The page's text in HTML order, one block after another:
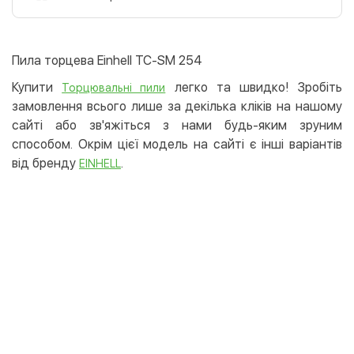
LiqPay
Apple Pay
Google Pay
Безготівковий розрахунок
Оплата на карту юр.особи
Безкоштовно
Пила торцева Einhell TC-SM 254
Купити
Торцювальні пили
легко та швидко! Зробіть
замовлення всього лише за декілька кліків на нашому
сайті або зв'яжіться з нами будь-яким зруним
способом. Окрім цієї модель на сайті є інші варіантів
від бренду EINHELL.